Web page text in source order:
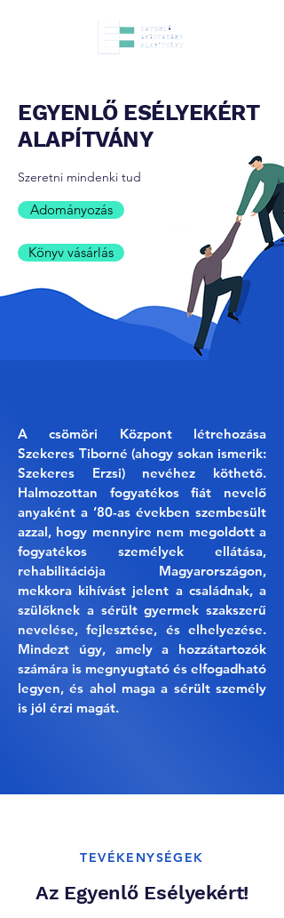
EGYENLŐ ESÉLYEKÉRT
ALAPÍTVÁNY
Szeretni mindenki tud
Adományozás
Könyv vásárlás
A csömöri Központ létrehozása
Szekeres Tiborné (ahogy sokan ismerik:
Szekeres Erzsi) nevéhez köthető.
Halmozottan fogyatékos fiát nevelő
anyaként a ’80-as években szembesült
azzal, hogy mennyire nem megoldott a
fogyatékos személyek ellátása,
rehabilitációja Magyarországon,
mekkora kihívást jelent a családnak, a
szülőknek a sérült gyermek szakszerű
nevelése, fejlesztése, és elhelyezése.
Mindezt úgy, amely a hozzátartozók
számára is megnyugtató és elfogadható
legyen, és ahol maga a sérült személy
is jól érzi magát.
TEVÉKENYSÉGEK
Az Egyenlő Esélyekért!